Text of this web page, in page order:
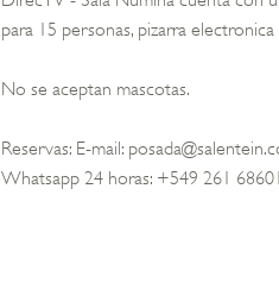
para 15 personas, pizarra
No se aceptan mascotas.
Reservas: E-mail:
Whatsapp 24 horas: +549 261